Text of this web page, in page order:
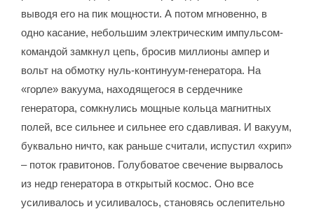
выводя его на пик мощности. А потом мгновенно, в
одно касание, небольшим электрическим импульсом-
командой замкнул цепь, бросив миллионы ампер и
вольт на обмотку нуль-континуум-генератора. На
«горле» вакуума, находящегося в сердечнике
генератора, сомкнулись мощные кольца магнитных
полей, все сильнее и сильнее его сдавливая. И вакуум,
буквально ничто, как раньше считали, испустил «хрип»
– поток гравитонов. Голубоватое свечение вырвалось
из недр генератора в открытый космос. Оно все
усиливалось и усиливалось, становясь ослепительно